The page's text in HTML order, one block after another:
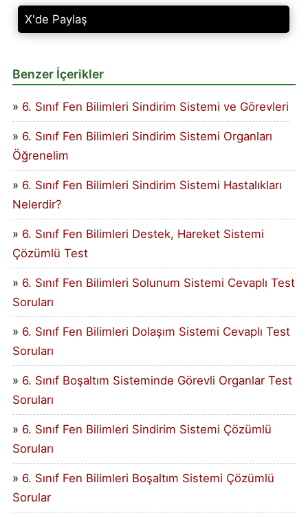
X'de Paylaş
Benzer İçerikler
6. Sınıf Fen Bilimleri Sindirim Sistemi ve Görevleri
6. Sınıf Fen Bilimleri Sindirim Sistemi Organları
Öğrenelim
6. Sınıf Fen Bilimleri Sindirim Sistemi Hastalıkları
Nelerdir?
6. Sınıf Fen Bilimleri Destek, Hareket Sistemi
Çözümlü Test
6. Sınıf Fen Bilimleri Solunum Sistemi Cevaplı Test
Soruları
6. Sınıf Fen Bilimleri Dolaşım Sistemi Cevaplı Test
Soruları
6. Sınıf Boşaltım Sisteminde Görevli Organlar Test
Soruları
6. Sınıf Fen Bilimleri Sindirim Sistemi Çözümlü
Soruları
6. Sınıf Fen Bilimleri Boşaltım Sistemi Çözümlü
Sorular